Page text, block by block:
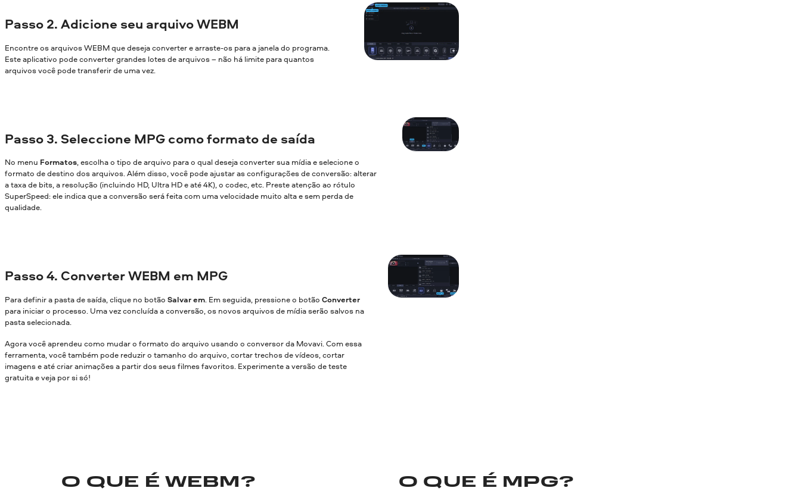
Passo 2. Adicione seu arquivo WEBM
Encontre os arquivos WEBM que deseja converter e arraste-os para a janela do programa.
Este aplicativo pode converter grandes lotes de arquivos – não há limite para quantos
arquivos você pode transferir de uma vez.
Passo 3. Seleccione MPG como formato de saída
No menu Formatos, escolha o tipo de arquivo para o qual deseja converter sua mídia e selecione o
formato de destino dos arquivos. Além disso, você pode ajustar as configurações de conversão: alterar
a taxa de bits, a resolução (incluindo HD, Ultra HD e até 4K), o codec, etc. Preste atenção ao rótulo
SuperSpeed: ele indica que a conversão será feita com uma velocidade muito alta e sem perda de
qualidade.
Passo 4. Converter WEBM em MPG
Para definir a pasta de saída, clique no botão Salvar em. Em seguida, pressione o botão Converter
para iniciar o processo. Uma vez concluída a conversão, os novos arquivos de mídia serão salvos na
pasta selecionada.
Agora você aprendeu como mudar o formato do arquivo usando o conversor da Movavi. Com essa
ferramenta, você também pode reduzir o tamanho do arquivo, cortar trechos de vídeos, cortar
imagens e até criar animações a partir dos seus filmes favoritos. Experimente a versão de teste
gratuita e veja por si só!
O QUE É WEBM? O QUE É MPG?